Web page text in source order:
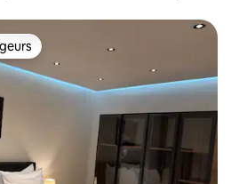
les plus appréciés